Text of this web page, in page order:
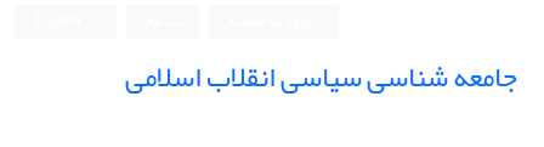
جامعه شناسی سیاسی انقلاب اسلامی